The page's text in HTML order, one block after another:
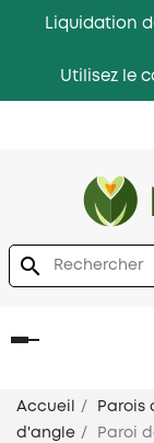
Liquidation
Utilisez le
search
Basculer
Accueil Parois
d'angle
Paroi